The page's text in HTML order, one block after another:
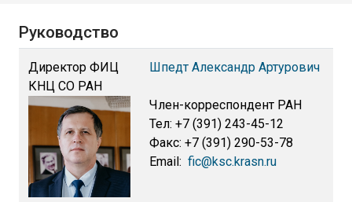
Руководство
Директор ФИЦ
КНЦ СО РАН
Шпедт Александр Артурович
Член-корреспондент РАН
Тел: +7 (391) 243-45-12
Факс: +7 (391) 290-53-78
Email: fic@ksc.krasn.ru